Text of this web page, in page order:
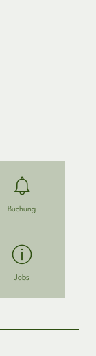
Buchung
Jobs